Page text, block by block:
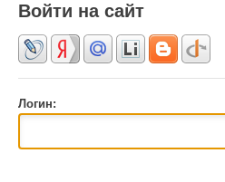
Войти на сайт
Логин: